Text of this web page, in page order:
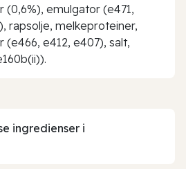
(0,6%), emulgator (e471,
rapsolje, melkeproteiner,
(e466, e412, e407), salt,
ingredienser i